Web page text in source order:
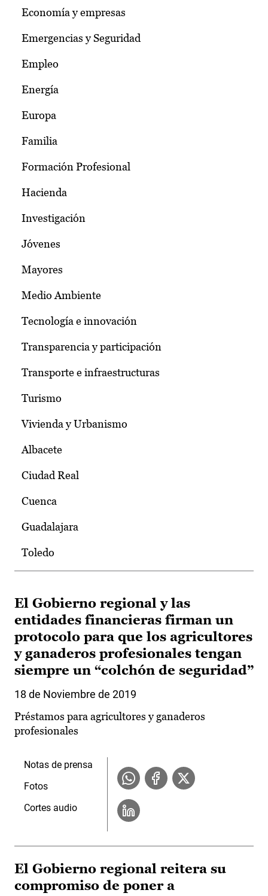
Economía y empresas
Emergencias y Seguridad
Empleo
Energía
Europa
Familia
Formación Profesional
Hacienda
Investigación
Jóvenes
Mayores
Medio Ambiente
Tecnología e innovación
Transparencia y participación
Transporte e infraestructuras
Turismo
Vivienda y Urbanismo
Albacete
Ciudad Real
Cuenca
Guadalajara
Toledo
El Gobierno regional y las
entidades financieras firman un
protocolo para que los agricultores
y ganaderos profesionales tengan
siempre un “colchón de seguridad”
18 de Noviembre de 2019
Préstamos para agricultores y ganaderos
profesionales
Notas de prensa
Fotos
Cortes audio
El Gobierno regional reitera su
compromiso de poner a